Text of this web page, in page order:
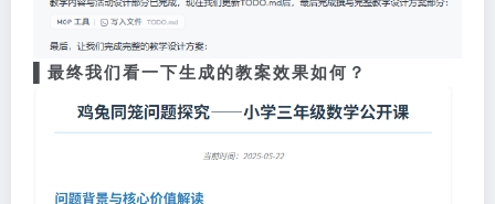
最终我们看一下生成的教案效果如何？